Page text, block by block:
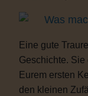
Was
Eine gute
Geschichte.
Eurem ersten
den kleinen